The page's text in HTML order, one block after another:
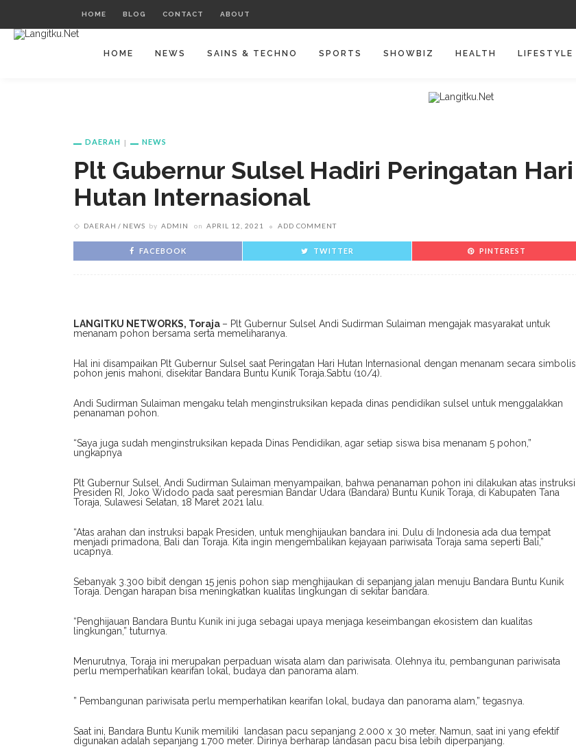
HOME BLOG CONTACT ABOUT
HOME NEWS SAINS & TECHNO SPORTS SHOWBIZ HEALTH LIFESTYLE
DAERAH NEWS
Plt Gubernur Sulsel Hadiri Peringatan Hari
Hutan Internasional
DAERAH NEWS by ADMIN on APRIL 12, 2021 ADD COMMENT
FACEBOOK TWITTER PINTEREST
LANGITKU NETWORKS, Toraja – Plt Gubernur Sulsel Andi Sudirman Sulaiman mengajak masyarakat untuk
menanam pohon bersama serta memeliharanya.
Hal ini disampaikan Plt Gubernur Sulsel saat Peringatan Hari Hutan Internasional dengan menanam secara simbolis
pohon jenis mahoni, disekitar Bandara Buntu Kunik Toraja.Sabtu (10/4).
Andi Sudirman Sulaiman mengaku telah menginstruksikan kepada dinas pendidikan sulsel untuk menggalakkan
penanaman pohon.
“Saya juga sudah menginstruksikan kepada Dinas Pendidikan, agar setiap siswa bisa menanam 5 pohon,”
ungkapnya
Plt Gubernur Sulsel, Andi Sudirman Sulaiman menyampaikan, bahwa penanaman pohon ini dilakukan atas instruksi
Presiden RI, Joko Widodo pada saat peresmian Bandar Udara (Bandara) Buntu Kunik Toraja, di Kabupaten Tana
Toraja, Sulawesi Selatan, 18 Maret 2021 lalu.
“Atas arahan dan instruksi bapak Presiden, untuk menghijaukan bandara ini. Dulu di Indonesia ada dua tempat
menjadi primadona, Bali dan Toraja. Kita ingin mengembalikan kejayaan pariwisata Toraja sama seperti Bali,”
ucapnya.
Sebanyak 3.300 bibit dengan 15 jenis pohon siap menghijaukan di sepanjang jalan menuju Bandara Buntu Kunik
Toraja. Dengan harapan bisa meningkatkan kualitas lingkungan di sekitar bandara.
“Penghijauan Bandara Buntu Kunik ini juga sebagai upaya menjaga keseimbangan ekosistem dan kualitas
lingkungan,” tuturnya.
Menurutnya, Toraja ini merupakan perpaduan wisata alam dan pariwisata. Olehnya itu, pembangunan pariwisata
perlu memperhatikan kearifan lokal, budaya dan panorama alam.
” Pembangunan pariwisata perlu memperhatikan kearifan lokal, budaya dan panorama alam,” tegasnya.
Saat ini, Bandara Buntu Kunik memiliki landasan pacu sepanjang 2.000 x 30 meter. Namun, saat ini yang efektif
digunakan adalah sepanjang 1.700 meter. Dirinya berharap landasan pacu bisa lebih diperpanjang.